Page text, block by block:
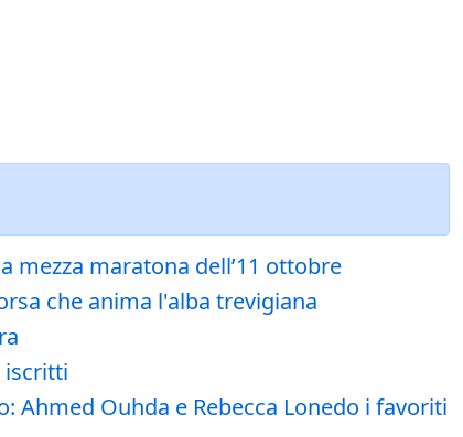
mezza maratona dell’11 ottobre
che anima l'alba trevigiana
iscritti
Ahmed Ouhda e Rebecca Lonedo i favoriti